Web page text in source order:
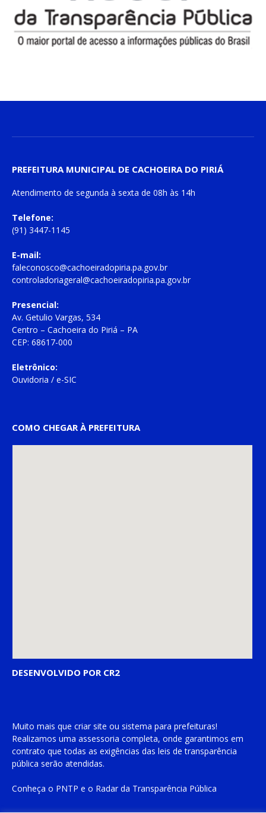
PREFEITURA MUNICIPAL DE CACHOEIRA DO PIRIÁ
Atendimento de segunda à sexta de 08h às 14h
Telefone:
(91) 3447-1145
E-mail:
faleconosco@cachoeiradopiria.pa.gov.br
controladoriageral@cachoeiradopiria.pa.gov.br
Presencial:
Av. Getulio Vargas, 534
Centro – Cachoeira do Piriá – PA
CEP: 68617-000
Eletrônico:
Ouvidoria / e-SIC
COMO CHEGAR À PREFEITURA
DESENVOLVIDO POR CR2
Muito mais que criar site ou sistema para prefeituras!
Realizamos uma assessoria completa, onde garantimos em
contrato que todas as exigências das leis de transparência
pública serão atendidas.
Conheça o PNTP e o Radar da Transparência Pública